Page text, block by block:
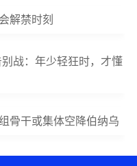
解禁时刻
战：年少轻狂时，才懂
骨干或集体空降伯纳乌